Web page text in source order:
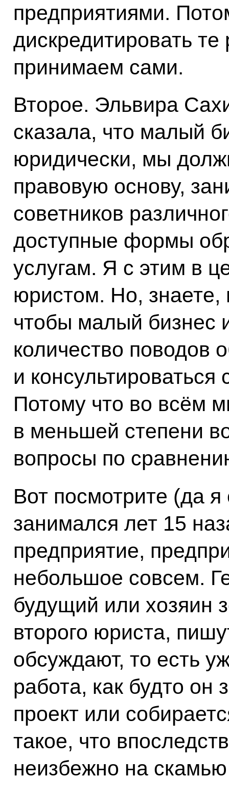
предприятиями.
дискредитировать
принимаем сами.
Второе. Эльвира
сказала, что малый
юридически, мы
правовую основу,
советников
доступные формы
услугам. Я с этим в
юристом. Но,
чтобы малый бизнес
количество поводов
и
Потому что во всём
в меньшей степени
вопросы по
Вот посмотрите (да я
занимался лет 15
предприятие,
небольшое совсем.
будущий или хозяин
второго юриста,
обсуждают, то есть
работа, как будто
проект или
такое, что
неизбежно на